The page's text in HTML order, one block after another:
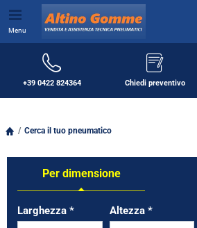
Menu
+39 0422 824364 Chiedi preventivo
Cerca il tuo pneumatico
Per dimensione
Tab updated: Per dimensione
Larghezza * Altezza *